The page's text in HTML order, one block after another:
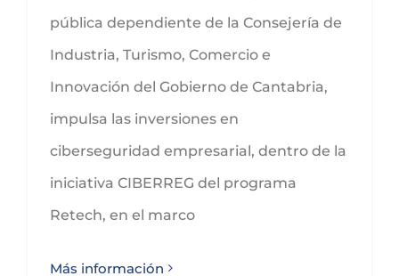
pública dependiente de la Consejería de
Industria, Turismo, Comercio e
Innovación del Gobierno de Cantabria,
impulsa las inversiones en
ciberseguridad empresarial, dentro de la
iniciativa CIBERREG del programa
Retech, en el marco
Más información